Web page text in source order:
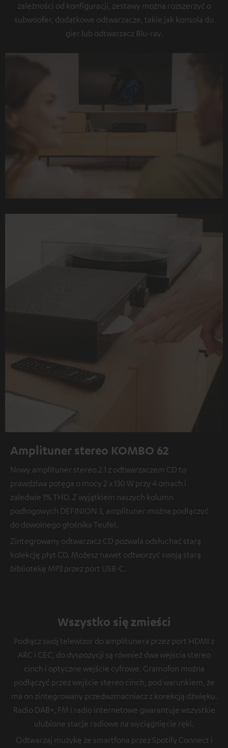
zależności od konfiguracji, zestawy można rozszerzyć o
subwoofer, dodatkowe odtwarzacze, takie jak konsola do
gier lub odtwarzacz Blu-ray.
Amplituner stereo KOMBO 62
Nowy amplituner stereo 2.1 z odtwarzaczem CD to
prawdziwa potęga o mocy 2 x 130 W przy 4 omach i
zaledwie 1% THD. Z wyjątkiem naszych kolumn
podłogowych DEFINION 3, amplituner można podłączyć
do dowolnego głośnika Teufel.
Zintegrowany odtwarzacz CD pozwala odsłuchać starą
kolekcję płyt CD. Możesz nawet odtworzyć swoją starą
bibliotekę MP3 przez port USB-C.
Wszystko się zmieści
Podłącz swój telewizor do amplitunera przez port HDMI z
ARC i CEC, do dyspozycji są również dwa wejścia stereo
cinch i optyczne wejście cyfrowe. Gramofon można
podłączyć przez wejście stereo cinch, pod warunkiem, że
ma on zintegrowany przedwzmacniacz z korekcją dźwięku.
Radio DAB+, FM i radio internetowe gwarantuje wszystkie
ulubione stacje radiowe na wyciągnięcie ręki.
Odtwarzaj muzykę ze smartfona przez Spotify Connect i